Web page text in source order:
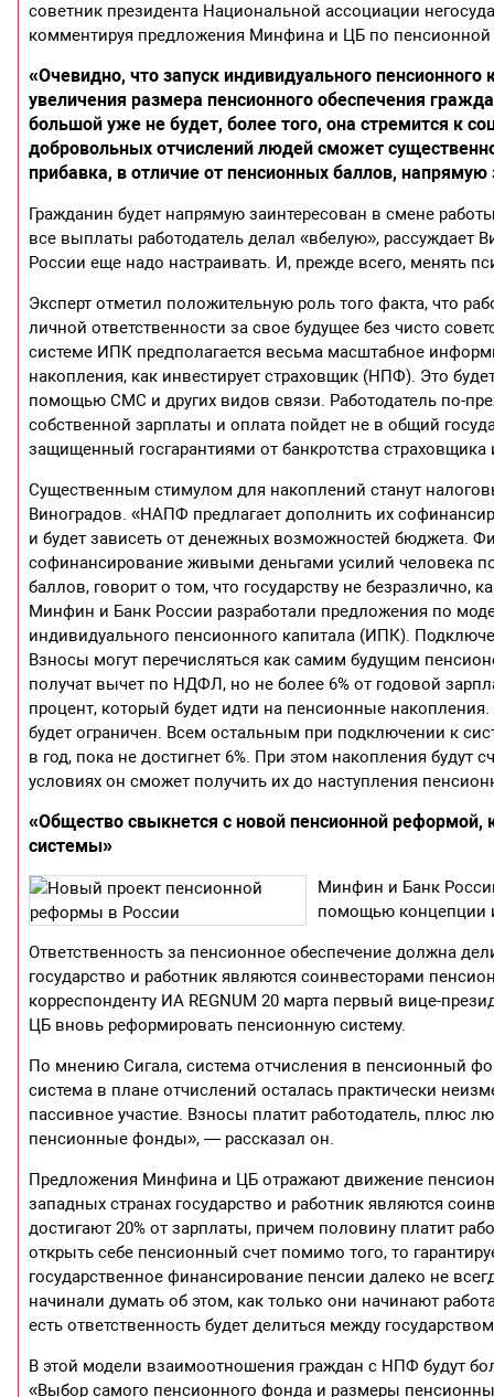
советник президента Национальной ассоциации
комментируя предложения Минфина и ЦБ по
«Очевидно, что запуск индивидуального пенсионного
увеличения размера пенсионного обеспечения
большой уже не будет, более того, она стремится к
добровольных отчислений людей сможет
прибавка, в отличие от пенсионных баллов,
Гражданин будет напрямую заинтересован в смене
все выплаты работодатель делал «вбелую», рассуждает
России еще надо настраивать. И, прежде всего, менять
Эксперт отметил положительную роль того факта, что
личной ответственности за свое будущее без чисто
системе ИПК предполагается весьма масштабное
накопления, как инвестирует страховщик (НПФ). Это
помощью СМС и других видов связи. Работодатель по-
собственной зарплаты и оплата пойдет не в общий
защищенный госгарантиями от банкротства
Существенным стимулом для накоплений станут
Виноградов. «НАПФ предлагает дополнить их
и будет зависеть от денежных возможностей бюджета.
софинансирование живыми деньгами усилий человека
баллов, говорит о том, что государству не
Минфин и Банк России разработали предложения по
индивидуального пенсионного капитала (ИПК).
Взносы могут перечисляться как самим будущим
получат вычет по НДФЛ, но не более 6% от годовой
процент, который будет идти на пенсионные
будет ограничен. Всем остальным при подключении к
в год, пока не достигнет 6%. При этом накопления будут
условиях он сможет получить их до наступления
«Общество свыкнется с новой пенсионной реформой,
системы»
Минфин и Банк
помощью концепции
Ответственность за пенсионное обеспечение должна
государство и работник являются соинвесторами
корреспонденту ИА REGNUM 20 марта первый вице-
ЦБ вновь реформировать пенсионную систему.
По мнению Сигала, система отчисления в пенсионный
система в плане отчислений осталась практически
пассивное участие. Взносы платит работодатель, плюс
пенсионные фонды», — рассказал он.
Предложения Минфина и ЦБ отражают движение
западных странах государство и работник являются
достигают 20% от зарплаты, причем половину платит
открыть себе пенсионный счет помимо того, то
государственное финансирование пенсии далеко не
начинали думать об этом, как только они начинают
есть ответственность будет делиться между
В этой модели взаимоотношения граждан с НПФ будут
«Выбор самого пенсионного фонда и размеры